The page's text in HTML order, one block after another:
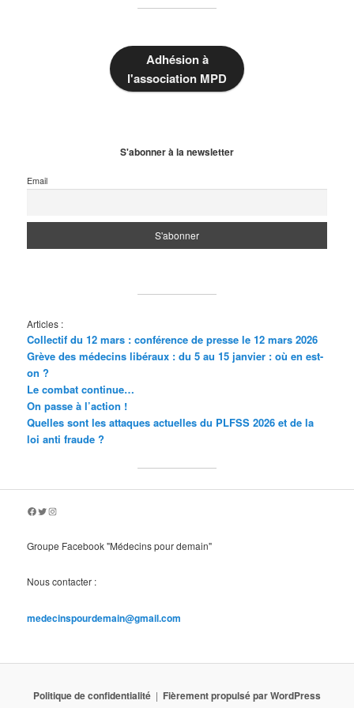
Adhésion à
l'association MPD
S'abonner à la newsletter
Email
Articles :
Collectif du 12 mars : conférence de presse le 12 mars 2026
Grève des médecins libéraux : du 5 au 15 janvier : où en est-
on ?
Le combat continue…
On passe à l’action !
Quelles sont les attaques actuelles du PLFSS 2026 et de la
loi anti fraude ?
Facebook
TwitterInstagram
Groupe Facebook "Médecins pour demain"
Nous contacter :
medecinspourdemain@gmail.com
Politique de confidentialité Fièrement propulsé par WordPress